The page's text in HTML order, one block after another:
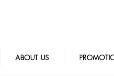
ABOUT US